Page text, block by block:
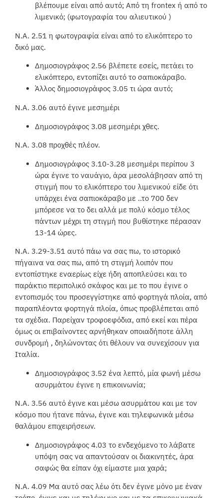
βλέπουμε είναι από αυτό; Από τη frontex ή από το
λιμενικό; (φωτογραφία του αλιευτικού )
Ν.Α. 2.51 η φωτογραφία είναι από το ελικόπτερο το
δικό μας.
Δημοσιογράφος 2.56 βλέπετε εσείς, πετάει το
ελικόπτερο, εντοπίζει αυτό το σαπιοκάραβο.
Άλλος δημοσιογράφος 3.05 τι ώρα αυτό;
Ν.Α. 3.06 αυτό έγινε μεσημέρι
Δημοσιογράφος 3.08 μεσημέρι χθες.
Ν.Α. 3.08 προχθές πλέον.
Δημοσιογράφος 3.10-3.28 μεσημέρι περίπου 3
ώρα έγινε το ναυάγιο, άρα μεσολάβησαν από τη
στιγμή που το ελικόπτερο του λιμενικού είδε ότι
υπάρχει ένα σαπιοκάραβο με ..το 700 δεν
μπόρεσε να το δει αλλά με πολύ κόσμο τέλος
πάντων μέχρι τη στιγμή που βυθίστηκε πέρασαν
13-14 ώρες.
Ν.Α. 3.29-3.51 αυτό πάω να σας πω, το ιστορικό
πήγαινα να σας πω, από τη στιγμή λοιπόν που
εντοπίστηκε εναερίως είχε ήδη αποπλεύσει και το
παράκτιο περιπολικό σκάφος και με το που έγινε ο
εντοπισμός του προσεγγίστηκε από φορτηγά πλοία, από
παραπλέοντα φορτηγά πλοία, όπως προβλέπεται από
τα σχέδια. Παρείχαν τροφοεφόδια, από εκεί και πέρα
όμως οι επιβαίνοντες αρνήθηκαν οποιαδήποτε άλλη
συνδρομή , δηλώνοντας ότι θέλουν να συνεχίσουν για
Ιταλία.
Δημοσιογράφος 3.52 ένα λεπτό, μία φωνή μέσω
ασυρμάτου έγινε η επικοινωνία;
N.A. 3.56 αυτό έγινε και μέσω ασυρμάτου και με τον
κόσμο που ήτανε πάνω, έγινε και τηλεφωνικά μέσω
θαλάμου επιχειρήσεων.
Δημοσιογράφος 4.03 το ενδεχόμενο το λάβατε
υπόψη σας να απαντούσαν οι διακινητές, άρα
σαφώς θα είπαν όχι είμαστε μια χαρά;
Ν.Α. 4.09 Μα αυτό σας λέω ότι δεν έγινε μόνο με έναν